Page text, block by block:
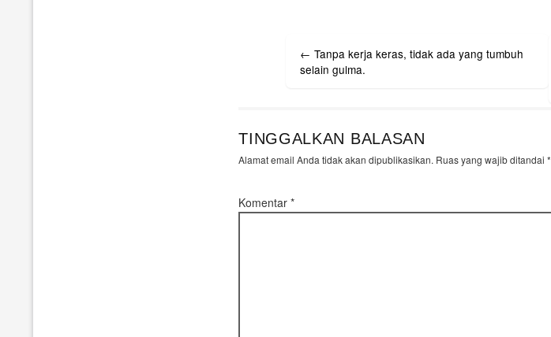
navigation
← Tanpa kerja keras, tidak ada yang tumbuh
selain gulma.
TINGGALKAN BALASAN
Alamat email Anda tidak akan dipublikasikan. Ruas yang wajib ditandai*
Komentar*